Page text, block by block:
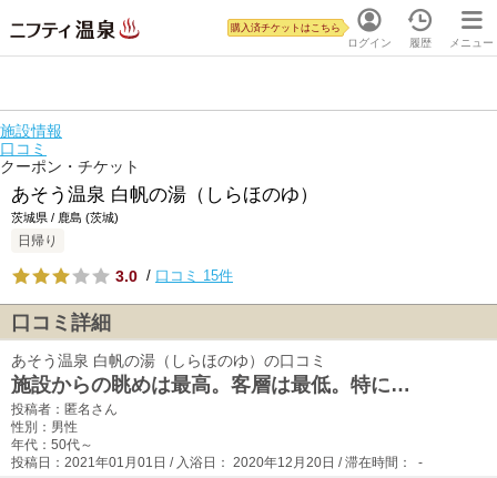
ログイン
購入済チケットはこちら
履歴 メニュー
施設情報
口コミ
クーポン・チケット
あそう温泉 白帆の湯（しらほのゆ）
茨城県 / 鹿島 (茨城)
日帰り
3.0 / 口コミ 15件
口コミ詳細
あそう温泉 白帆の湯（しらほのゆ）の口コミ
施設からの眺めは最高。客層は最低。特に…
投稿者：匿名さん
性別：男性
年代：50代～
投稿日：2021年01月01日 / 入浴日： 2020年12月20日 / 滞在時間： -